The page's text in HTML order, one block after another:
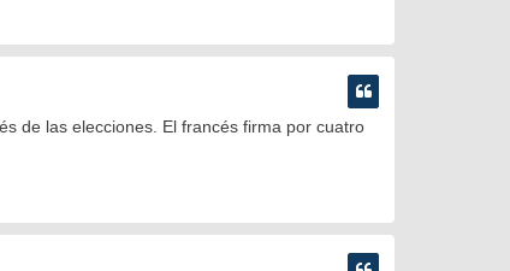
de las elecciones. El francés firma por cuatro